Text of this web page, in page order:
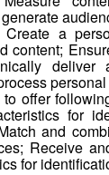
et une
cela va se
leshauts
Create a
content;
deliver
offer
for
and
Receive
for